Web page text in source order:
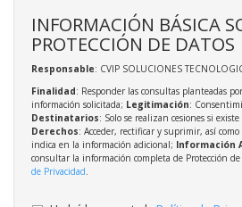
INFORMACIÓN BÁSICA
PROTECCIÓN DE DATOS
Responsable: CVIP SOLUCIONES
Finalidad: Responder las consultas planteadas
información solicitada; Legitimación:
Destinatarios: Solo se realizan cesiones si
Derechos: Acceder, rectificar y suprimir, así como
indica en la información adicional; Información
consultar la información completa de Protección
de Privacidad